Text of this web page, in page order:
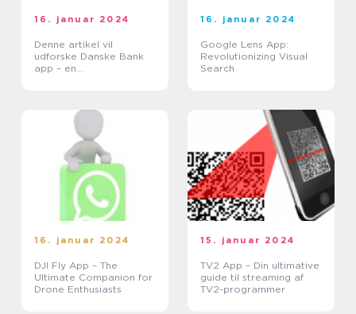
16. januar 2024
Denne artikel vil
udforske Danske Bank
app – en
kundernes behov for
nem og pr...
16. januar 2024
Google Lens App:
Revolutionizing Visual
Search
16. januar 2024
DJI Fly App – The
Ultimate Companion for
Drone Enthusiasts
15. januar 2024
TV2 App – Din ultimative
guide til streaming af
TV2-programmer